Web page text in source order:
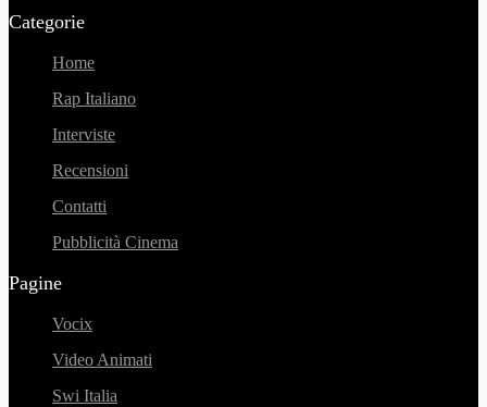
Categorie
Home
Rap Italiano
Interviste
Recensioni
Contatti
Pubblicità Cinema
Pagine
Vocix
Video Animati
Swi Italia